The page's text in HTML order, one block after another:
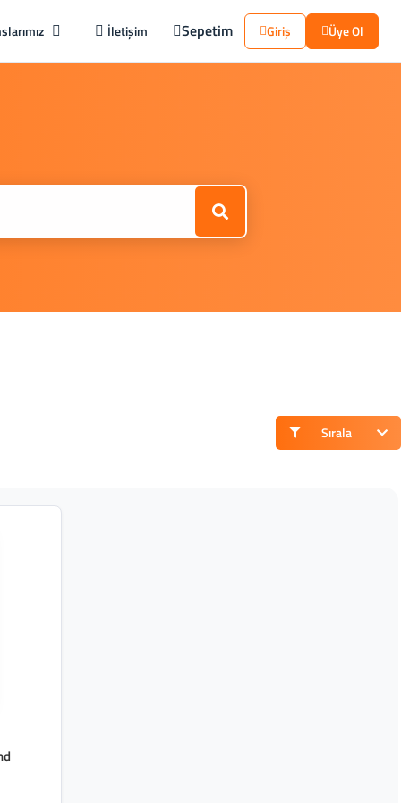
İletişim Sepetim Giriş Üye Ol
Sırala